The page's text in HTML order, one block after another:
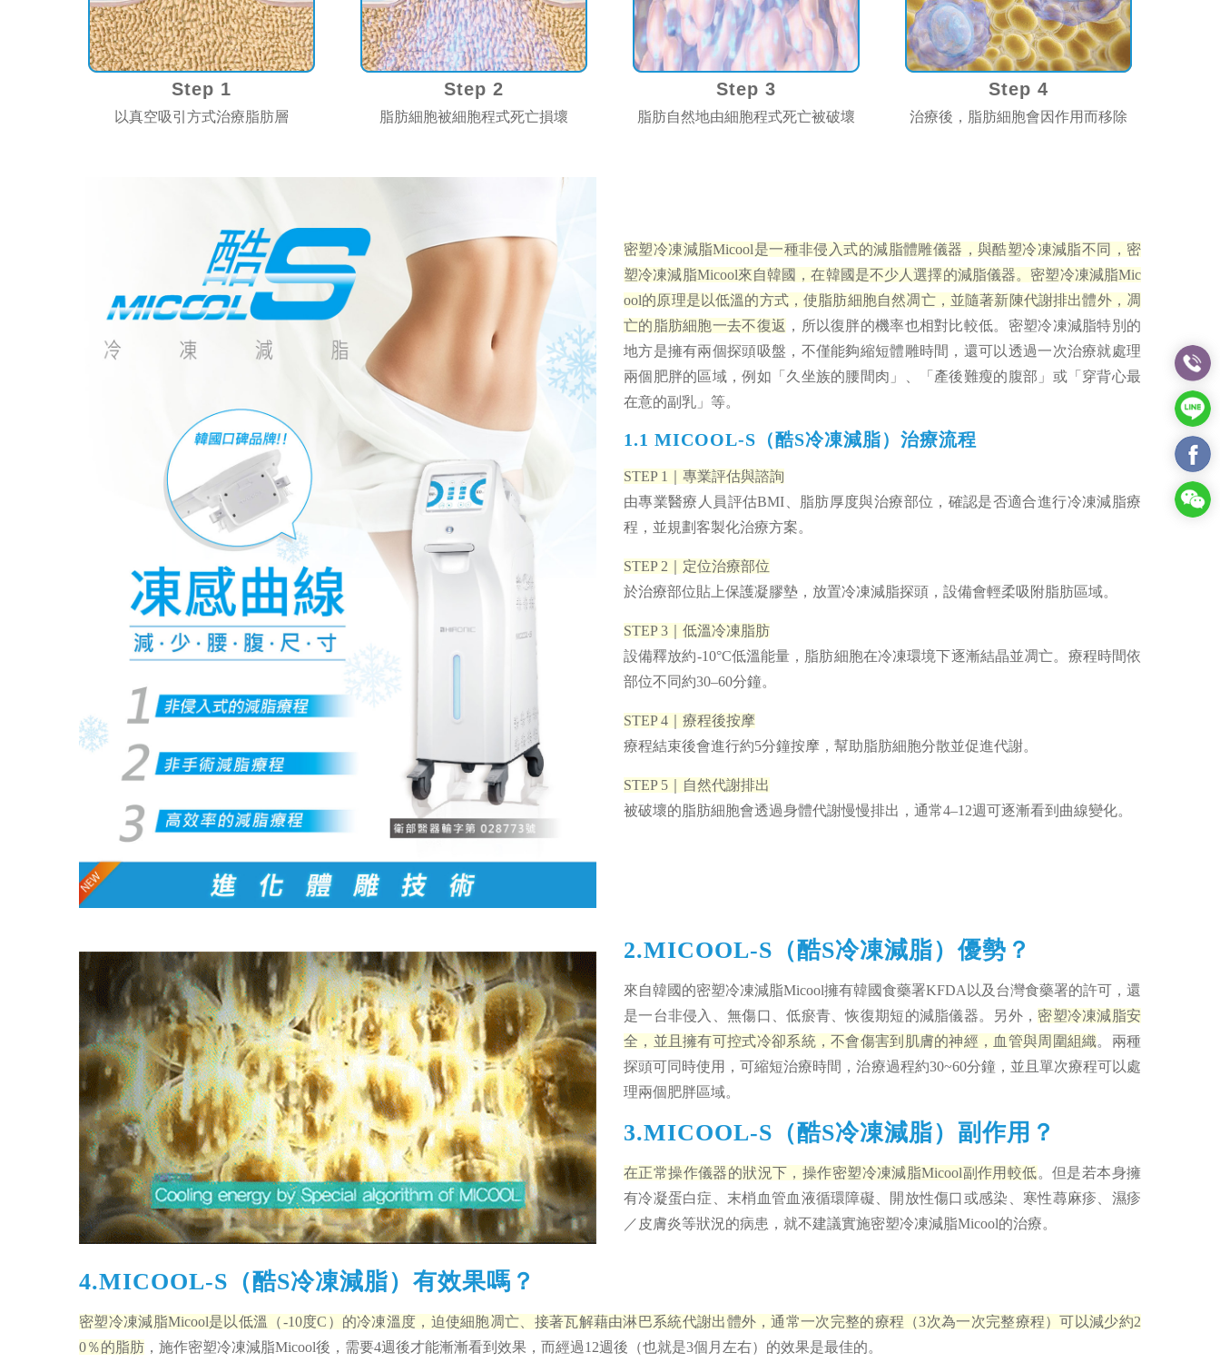
Step 1
以真空吸引方式治療脂肪層
Step 2
脂肪細胞被細胞程式死亡損壞
Step 3
脂肪自然地由細胞程式死亡被破壞
Step 4
治療後，脂肪細胞會因作用而移除
密塑冷凍減脂Micool是一種非侵入式的減脂體雕儀器，與酷塑冷凍減脂不同，密
塑冷凍減脂Micool來自韓國，在韓國是不少人選擇的減脂儀器。密塑冷凍減脂Mic
ool的原理是以低溫的方式，使脂肪細胞自然凋亡，並隨著新陳代謝排出體外，凋
亡的脂肪細胞一去不復返 ，所以復胖的機率也相對比較低。密塑冷凍減脂特別的
地方是擁有兩個探頭吸盤，不僅能夠縮短體雕時間，還可以透過一次治療就處理
兩個肥胖的區域，例如「久坐族的腰間肉」、「產後難瘦的腹部」或「穿背心最
在意的副乳」等。
1.1 MICOOL-S（酷S冷凍減脂）治療流程
STEP 1｜專業評估與諮詢
由專業醫療人員評估BMI、脂肪厚度與治療部位，確認是否適合進行冷凍減脂療
程，並規劃客製化治療方案。
STEP 2｜定位治療部位
於治療部位貼上保護凝膠墊，放置冷凍減脂探頭，設備會輕柔吸附脂肪區域。
STEP 3｜低溫冷凍脂肪
設備釋放約-10°C低溫能量，脂肪細胞在冷凍環境下逐漸結晶並凋亡。療程時間依
部位不同約30–60分鐘。
STEP 4｜療程後按摩
療程結束後會進行約5分鐘按摩，幫助脂肪細胞分散並促進代謝。
STEP 5｜自然代謝排出
被破壞的脂肪細胞會透過身體代謝慢慢排出，通常4–12週可逐漸看到曲線變化。
2.MICOOL-S（酷S冷凍減脂）優勢？
來自韓國的密塑冷凍減脂Micool擁有韓國食藥署KFDA以及台灣食藥署的許可，還
是一台非侵入、無傷口、低瘀青、恢復期短的減脂儀器。另外， 密塑冷凍減脂安
全，並且擁有可控式冷卻系統，不會傷害到肌膚的神經，血管與周圍組織。兩種
探頭可同時使用，可縮短治療時間，治療過程約30~60分鐘，並且單次療程可以處
理兩個肥胖區域。
3.MICOOL-S（酷S冷凍減脂）副作用？
在正常操作儀器的狀況下，操作密塑冷凍減脂Micool副作用較低。但是若本身擁
有冷凝蛋白症、末梢血管血液循環障礙、開放性傷口或感染、寒性蕁麻疹、濕疹
／皮膚炎等狀況的病患，就不建議實施密塑冷凍減脂Micool的治療。
4.MICOOL-S（酷S冷凍減脂）有效果嗎？
密塑冷凍減脂Micool是以低溫（-10度C）的冷凍溫度，迫使細胞凋亡、接著瓦解藉由淋巴系統代謝出體外，通常一次完整的療程（3次為一次完整療程）可以減少約2
0％的脂肪 ，施作密塑冷凍減脂Micool後，需要4週後才能漸漸看到效果，而經過12週後（也就是3個月左右）的效果是最佳的。